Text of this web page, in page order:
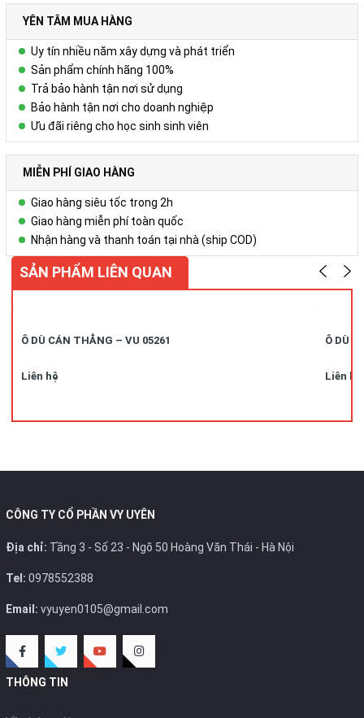
YÊN TÂM MUA HÀNG
Uy tín nhiều năm xây dựng và phát triển
Sản phẩm chính hãng 100%
Trả bảo hành tận nơi sử dụng
Bảo hành tận nơi cho doanh nghiệp
Ưu đãi riêng cho học sinh sinh viên
MIỄN PHÍ GIAO HÀNG
Giao hàng siêu tốc trong 2h
Giao hàng miễn phí toàn quốc
Nhận hàng và thanh toán tại nhà (ship COD)
SẢN PHẨM LIÊN QUAN
Ô DÙ CÁN THẲNG – VU 05261
Liên hệ
Ô DÙ
Liên hệ
CÔNG TY CỔ PHẦN VY UYÊN
Địa chỉ: Tầng 3 - Số 23 - Ngõ 50 Hoàng Văn Thái - Hà Nội
Tel: 0978552388
Email: vyuyen0105@gmail.com
THÔNG TIN